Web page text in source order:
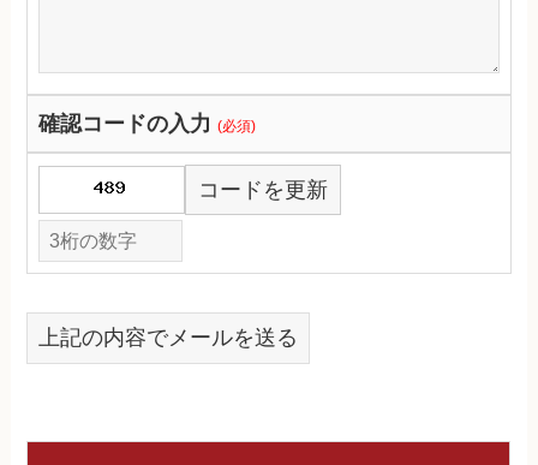
確認コードの入力(必須)
コードを更新
上記の内容でメールを送る